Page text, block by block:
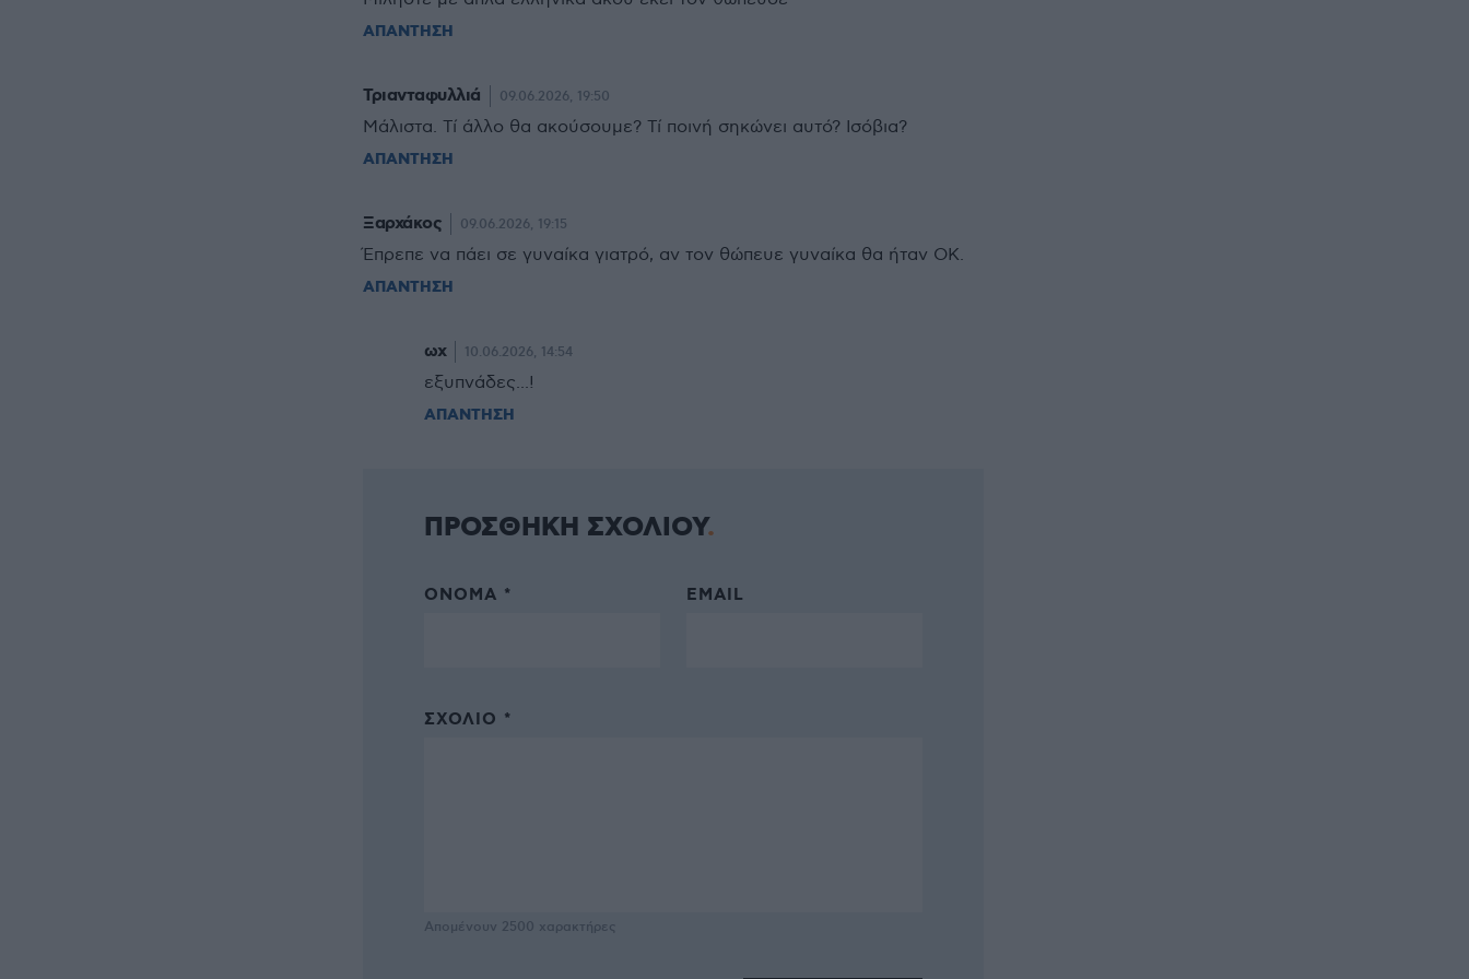
ΑΠΑΝΤΗΣΗ
Τριανταφυλλιά 09.06.2026, 19:50
Μάλιστα. Τί άλλο θα ακούσουμε? Τί ποινή σηκώνει αυτό? Ισόβια?
ΑΠΑΝΤΗΣΗ
Ξαρχάκος 09.06.2026, 19:15
Έπρεπε να πάει σε γυναίκα γιατρό, αν τον θώπευε γυναίκα θα ήταν ΟΚ.
ΑΠΑΝΤΗΣΗ
ωχ 10.06.2026, 14:54
εξυπνάδες...!
ΑΠΑΝΤΗΣΗ
ΠΡΟΣΘΗΚΗ ΣΧΟΛΙΟΥ
ΌΝΟΜΑ * EMAIL
ΣΧΌΛΙΟ *
Απομένουν 2500 χαρακτήρες